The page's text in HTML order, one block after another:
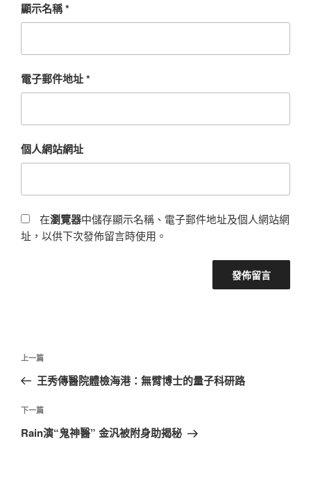
顯示名稱*
電子郵件地址*
個人網站網址
在瀏覽器中儲存顯示名稱、電子郵件地址及個人網站網
址，以供下次發佈留言時使用。
文
導
覽
上
一
文
章
上一篇
王秀傳醫院體檢海港：無臂博士的量子科研路
下
一
下一篇
Rain演“鬼神醫” 金汎被附身助揭秘